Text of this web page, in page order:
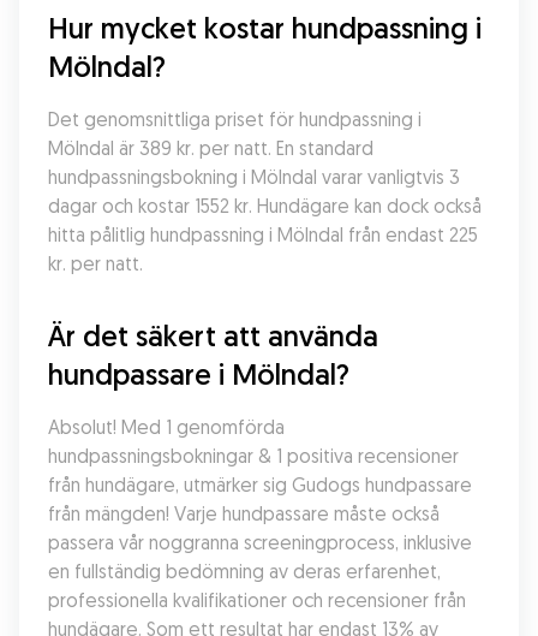
Hur mycket kostar hundpassning i
Mölndal?
Det genomsnittliga priset för hundpassning i
Mölndal är 389 kr. per natt. En standard
hundpassningsbokning i Mölndal varar vanligtvis 3
dagar och kostar 1552 kr. Hundägare kan dock också
hitta pålitlig hundpassning i Mölndal från endast 225
kr. per natt.
Är det säkert att använda
hundpassare i Mölndal?
Absolut! Med 1 genomförda
hundpassningsbokningar & 1 positiva recensioner
från hundägare, utmärker sig Gudogs hundpassare
från mängden! Varje hundpassare måste också
passera vår noggranna screeningprocess, inklusive
en fullständig bedömning av deras erfarenhet,
professionella kvalifikationer och recensioner från
hundägare. Som ett resultat har endast 13% av